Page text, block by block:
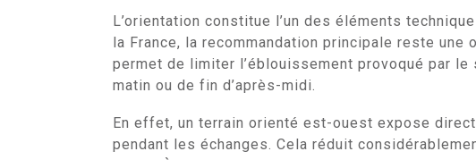
L’orientation constitue l’un des éléments
la France, la recommandation principale reste
permet de limiter l’éblouissement provoqué par
matin ou de fin d’après-midi.
En effet, un terrain orienté est-ouest expose
pendant les échanges. Cela réduit